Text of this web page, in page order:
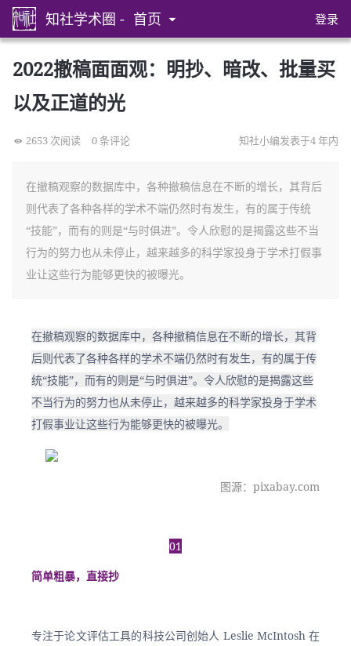
知社学术圈 - 首页 登录
2022撤稿面面观：明抄、暗改、批量买
以及正道的光
2653 次阅读 0 条评论 知社小编发表于4 年内
在撤稿观察的数据库中，各种撤稿信息在不断的增长，其背后
则代表了各种各样的学术不端仍然时有发生，有的属于传统
“技能”，而有的则是“与时俱进”。令人欣慰的是揭露这些不当
行为的努力也从未停止，越来越多的科学家投身于学术打假事
业让这些行为能够更快的被曝光。
在撤稿观察的数据库中，各种撤稿信息在不断的增长，其背
后则代表了各种各样的学术不端仍然时有发生，有的属于传
统“技能”，而有的则是“与时俱进”。令人欣慰的是揭露这些
不当行为的努力也从未停止，越来越多的科学家投身于学术
打假事业让这些行为能够更快的被曝光。
图源：pixabay.com
01
简单粗暴，直接抄
专注于论文评估工具的科技公司创始人 Leslie McIntosh 在